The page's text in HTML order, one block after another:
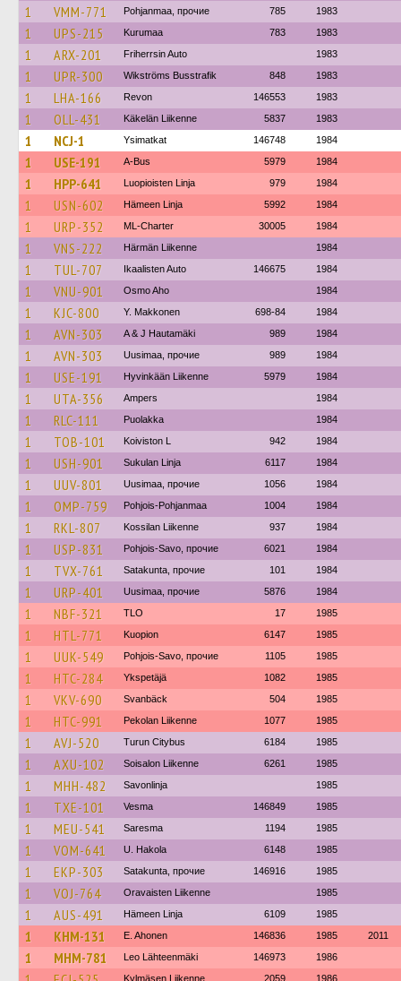
1 VMM-771 Pohjanmaa, прочие 785 1983
1 UPS-215 Kurumaa 783 1983
1 ARX-201 Friherrsin Auto 1983
1 UPR-300 Wikströms Busstrafik 848 1983
1 LHA-166 Revon 146553 1983
1 OLL-431 Käkelän Liikenne 5837 1983
1 NCJ-1 Ysimatkat 146748 1984
1 USE-191 A-Bus 5979 1984
1 HPP-641 Luopioisten Linja 979 1984
1 USN-602 Hämeen Linja 5992 1984
1 URP-352 ML-Charter 30005 1984
1 VNS-222 Härmän Liikenne 1984
1 TUL-707 Ikaalisten Auto 146675 1984
1 VNU-901 Osmo Aho 1984
1 KJC-800 Y. Makkonen 698-84 1984
1 AVN-303 A & J Hautamäki 989 1984
1 AVN-303 Uusimaa, прочие 989 1984
1 USE-191 Hyvinkään Liikenne 5979 1984
1 UTA-356 Ampers 1984
1 RLC-111 Puolakka 1984
1 TOB-101 Koiviston L 942 1984
1 USH-901 Sukulan Linja 6117 1984
1 UUV-801 Uusimaa, прочие 1056 1984
1 OMP-759 Pohjois-Pohjanmaa 1004 1984
1 RKL-807 Kossilan Liikenne 937 1984
1 USP-831 Pohjois-Savo, прочие 6021 1984
1 TVX-761 Satakunta, прочие 101 1984
1 URP-401 Uusimaa, прочие 5876 1984
1 NBF-321 TLO 17 1985
1 HTL-771 Kuopion 6147 1985
1 UUK-549 Pohjois-Savo, прочие 1105 1985
1 HTC-284 Ykspetäjä 1082 1985
1 VKV-690 Svanbäck 504 1985
1 HTC-991 Pekolan Liikenne 1077 1985
1 AVJ-520 Turun Citybus 6184 1985
1 AXU-102 Soisalon Liikenne 6261 1985
1 MHH-482 Savonlinja 1985
1 TXE-101 Vesma 146849 1985
1 MEU-541 Saresma 1194 1985
1 VOM-641 U. Hakola 6148 1985
1 EKP-303 Satakunta, прочие 146916 1985
1 VOJ-764 Oravaisten Liikenne 1985
1 AUS-491 Hämeen Linja 6109 1985
1 KHM-131 E. Ahonen 146836 1985 2011
1 MHM-781 Leo Lähteenmäki 146973 1986
Kylmäsen Liikenne 2059 1986